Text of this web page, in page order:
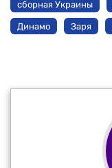
сборная Украины
Динамо Заря